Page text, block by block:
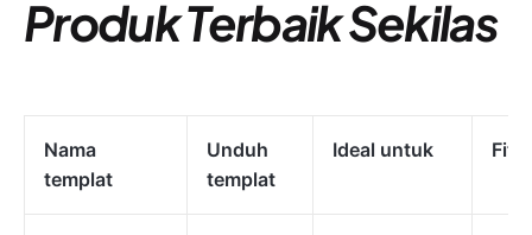
Produk Terbaik Sekilas
Nama
templat
Unduh
templat
Ideal untuk